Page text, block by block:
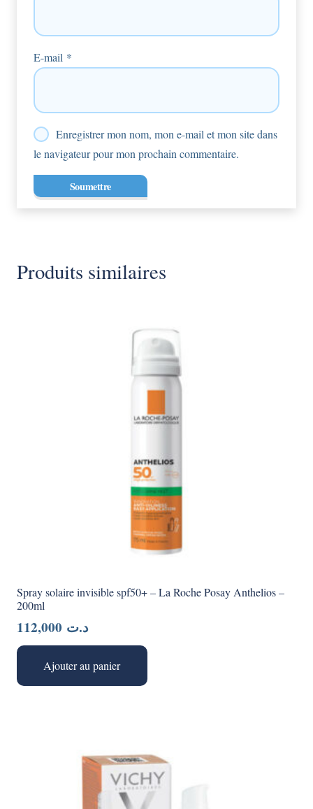
E-mail *
Enregistrer mon nom, mon e-mail et mon site dans
le navigateur pour mon prochain commentaire.
Produits similaires
Spray solaire invisible spf50+ – La Roche Posay Anthelios –
200ml
د.ت
Ajouter au panier